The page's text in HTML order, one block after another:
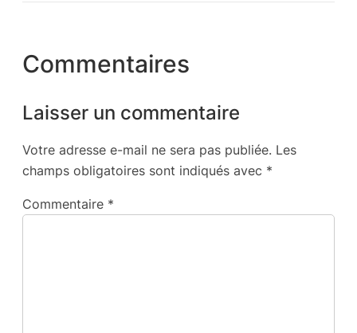
Commentaires
Laisser un commentaire
Votre adresse e-mail ne sera pas publiée. Les
champs obligatoires sont indiqués avec *
Commentaire *